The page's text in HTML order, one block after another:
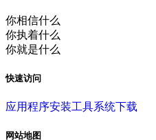
你相信什么
你执着什么
你就是什么
快速访问
应用程序安装工具系统下载
网站地图